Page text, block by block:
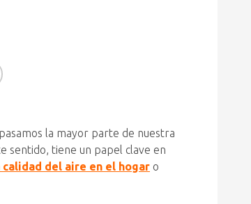
la mayor parte de nuestra
sentido, tiene un papel clave en
del aire en el hogar o